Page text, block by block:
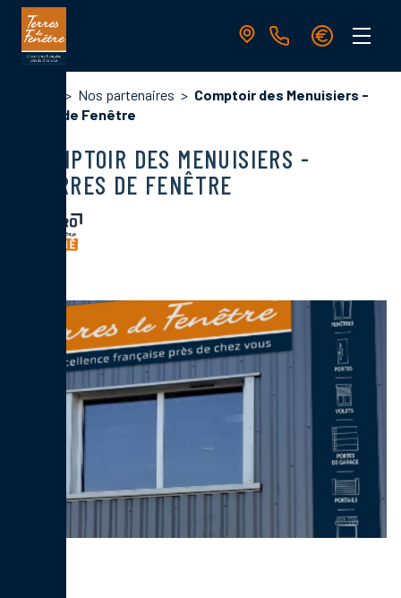
Aller
contenu
principale
Nos partenaires
Comptoir des Menuisiers -
Terres de Fenêtre
COMPTOIR DES MENUISIERS -
TERRES DE FENÊTRE